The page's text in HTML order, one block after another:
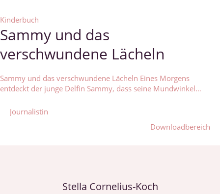
Kinderbuch
Sammy und das
verschwundene Lächeln
Sammy und das verschwundene Lächeln Eines Morgens
entdeckt der junge Delfin Sammy, dass seine Mundwinkel…
Beitragsnavigation
Journalistin
Downloadbereich
Stella Cornelius-Koch